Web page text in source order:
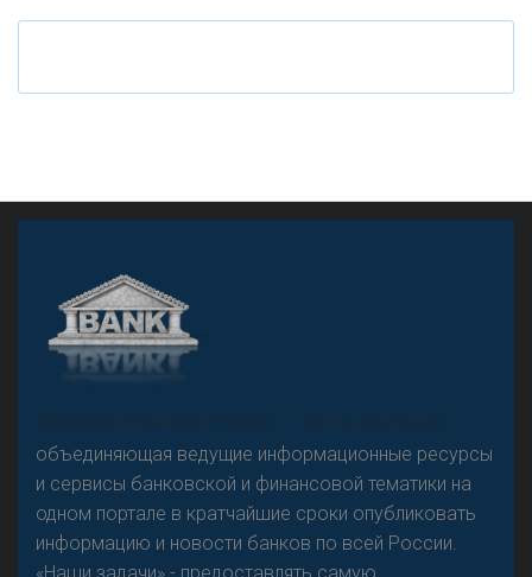
Резкого разворота на рынке автокредитов не
предвидится - «Интервью»
Что будет с наличными деньгами при цифровом
«Н
овости Банков России» – группа компаний,
объединяющая ведущие информационные ресурсы
и сервисы банковской и финансовой тематики на
одном портале в кратчайшие сроки опубликовать
информацию и новости банков по всей России.